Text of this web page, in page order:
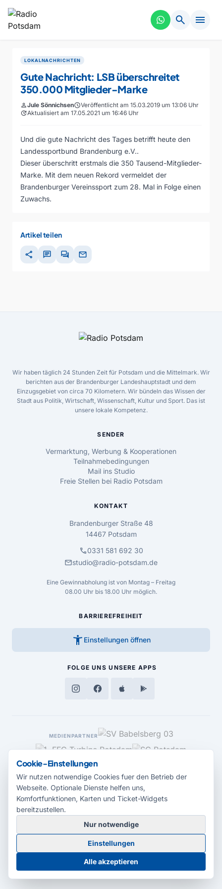
search menu
LOKALNACHRICHTEN
Gute Nachricht: LSB überschreitet
350.000 Mitglieder-Marke
personJule SönnichsenscheduleVeröffentlicht am 15.03.2019 um 13:06 Uhr
updateAktualisiert am 17.05.2021 um 16:46 Uhr
Und die gute Nachricht des Tages betrifft heute den
Landessportbund Brandenburg e.V..
Dieser überschritt erstmals die 350 Tausend-Mitglieder-
Marke. Mit dem neuen Rekord vermeldet der
Brandenburger Vereinssport zum 28. Mal in Folge einen
Zuwachs.
Artikel teilen
share chat forum mail
Wir haben täglich 24 Stunden Zeit für Potsdam und die Mittelmark. Wir
berichten aus der Brandenburger Landeshauptstadt und dem
Einzugsgebiet von circa 70 Kilometern. Wir bündeln das Wissen der
Stadt aus Politik, Wirtschaft, Wissenschaft, Kultur und Sport. Das ist
unsere lokale Kompetenz.
SENDER
Vermarktung, Werbung & Kooperationen
Teilnahmebedingungen
Mail ins Studio
Freie Stellen bei Radio Potsdam
KONTAKT
Brandenburger Straße 48
14467 Potsdam
call0331 581 692 30
mailstudio@radio-potsdam.de
Eine Gewinnabholung ist von Montag – Freitag
08.00 Uhr bis 18.00 Uhr möglich.
BARRIEREFREIHEIT
accessibility_new Einstellungen öffnen
FOLGE UNS UNSERE APPS
MEDIENPARTNER
© 2026 Radio Potsdam. Webseite entwickelt durch dieMedienagentur
Babelsberg
BarrierefreiheitserklärungAGBDatenschutzImpressum
Cookie-Einstellungen
Cookie-Einstellungen
Wir nutzen notwendige Cookies fuer den Betrieb der
Webseite. Optionale Dienste helfen uns,
Komfortfunktionen, Karten und Ticket-Widgets
bereitzustellen.
Nur notwendige
Einstellungen
Alle akzeptieren